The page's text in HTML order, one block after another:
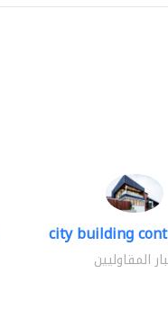
city building
المقاوليين